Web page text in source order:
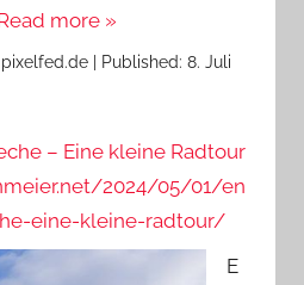
more »
| Published:8. Juli
– Eine kleine Radtour
2024/05/01/en
eine-kleine-radtour/
E